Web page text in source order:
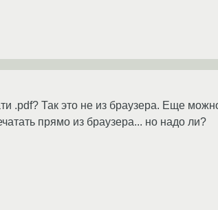
.pdf? Так это не из браузера. Еще
прямо из браузера... но надо ли?